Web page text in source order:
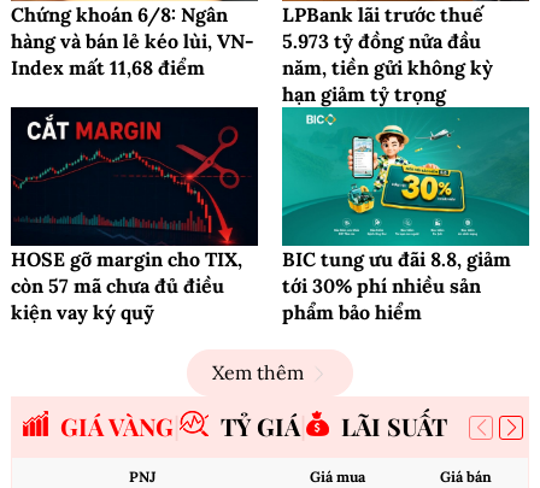
Chứng khoán 6/8: Ngân
hàng và bán lẻ kéo lùi, VN-
Index mất 11,68 điểm
LPBank lãi trước thuế
5.973 tỷ đồng nửa đầu
năm, tiền gửi không kỳ
hạn giảm tỷ trọng
HOSE gỡ margin cho TIX,
còn 57 mã chưa đủ điều
kiện vay ký quỹ
BIC tung ưu đãi 8.8, giảm
tới 30% phí nhiều sản
phẩm bảo hiểm
Xem thêm
GIÁ VÀNG TỶ GIÁ LÃI SUẤT
PNJ Giá mua Giá bán